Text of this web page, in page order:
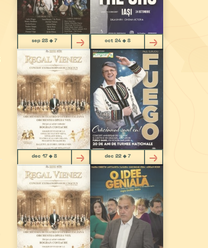
sep 28 ◆ 7 oct 24 ◆ 8
dec 17 ◆ 8 dec 22 ◆ 7